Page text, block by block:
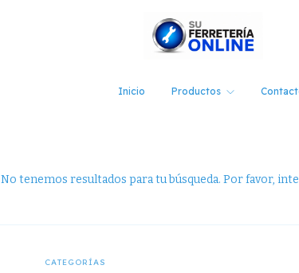
Inicio Productos
No tenemos resultados para tu búsqueda. Por favor,
CATEGORÍAS